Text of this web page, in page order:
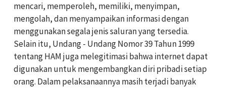
mencari, memperoleh, memiliki, menyimpan,
mengolah, dan menyampaikan informasi dengan
menggunakan segala jenis saluran yang tersedia.
Selain itu, Undang - Undang Nomor 39 Tahun 1999
tentang HAM juga melegitimasi bahwa internet dapat
digunakan untuk mengembangkan diri pribadi setiap
orang. Dalam pelaksanaannya masih terjadi banyak